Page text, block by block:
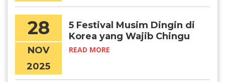
28
NOV
2025
5 Festival Musim Dingin di
Korea yang Wajib Chingu
Kunjungi
READ MORE